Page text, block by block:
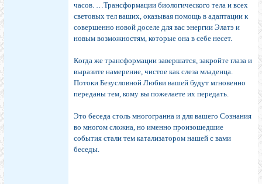
часов. …Трансформации биологического тела и всех
световых тел ваших, оказывая помощь в адаптации к
совершенно новой доселе для вас энергии Элатэ и
новым возможностям, которые она в себе несет.
Когда же трансформации завершатся, закройте глаза и
выразите намерение, чистое как слеза младенца.
Потоки Безусловной Любви вашей будут мгновенно
переданы тем, кому вы пожелаете их передать.
Это беседа столь многогранна и для вашего Сознания
во многом сложна, но именно произошедшие
события стали тем катализатором нашей с вами
беседы.